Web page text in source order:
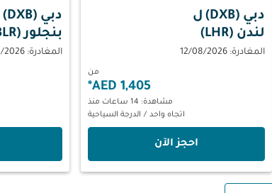
دبي (DXB)
ل
لندن (LHR)
المغادرة: 12/08/2026
من
1,405 AED
*
مشاهدة: 14 ساعات منذ
اتجاه واحد / الدرجة السياحية
‫احجز الآن‬
دبي (DXB)
بنجلور (BLR)
المغادرة: 20/08/2026